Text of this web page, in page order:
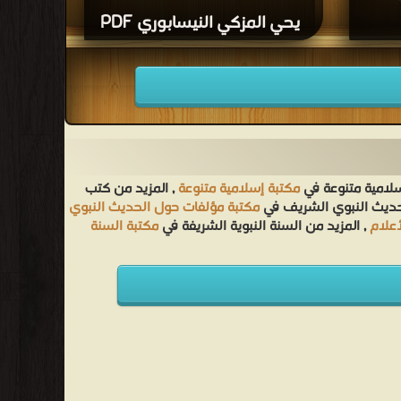
يحي المزكي النيسابوري PDF
متنوعة فيمكتبة إسلامية متنوعة, المزيد من كتب
النبوي الشريف فيمكتبة مؤلفات حول الحديث النبوي
, المزيد من السنة النبوية الشريفة فيمكتبة السنة